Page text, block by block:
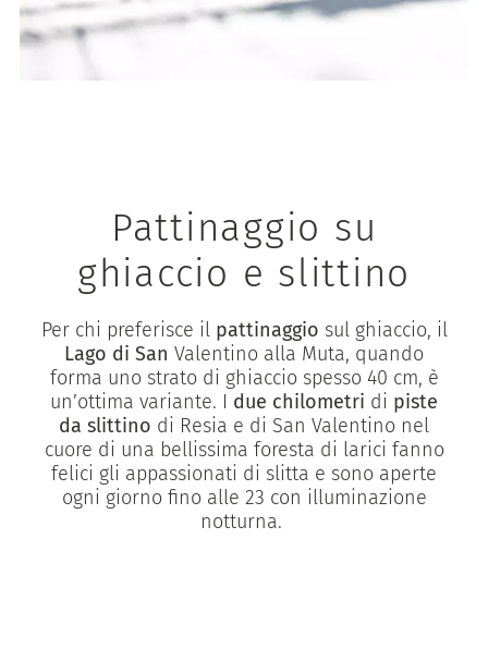
Pattinaggio su
ghiaccio e slittino
Per chi preferisce il pattinaggio sul ghiaccio, il
Lago di San Valentino alla Muta, quando
forma uno strato di ghiaccio spesso 40 cm, è
un’ottima variante. I due chilometri di piste
da slittino di Resia e di San Valentino nel
cuore di una bellissima foresta di larici fanno
felici gli appassionati di slitta e sono aperte
ogni giorno fino alle 23 con illuminazione
notturna.